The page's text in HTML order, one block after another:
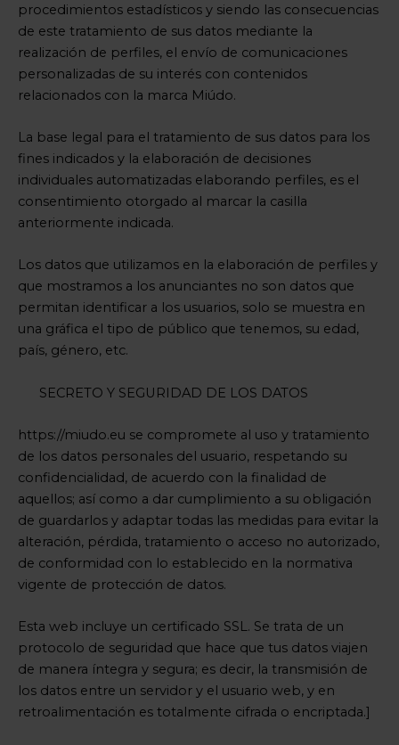
procedimientos estadísticos y siendo las consecuencias
de este tratamiento de sus datos mediante la
realización de perfiles, el envío de comunicaciones
personalizadas de su interés con contenidos
relacionados con la marca Miúdo.
La base legal para el tratamiento de sus datos para los
fines indicados y la elaboración de decisiones
individuales automatizadas elaborando perfiles, es el
consentimiento otorgado al marcar la casilla
anteriormente indicada.
Los datos que utilizamos en la elaboración de perfiles y
que mostramos a los anunciantes no son datos que
permitan identificar a los usuarios, solo se muestra en
una gráfica el tipo de público que tenemos, su edad,
país, género, etc.
SECRETO Y SEGURIDAD DE LOS DATOS
https://miudo.eu se compromete al uso y tratamiento
de los datos personales del usuario, respetando su
confidencialidad, de acuerdo con la finalidad de
aquellos; así como a dar cumplimiento a su obligación
de guardarlos y adaptar todas las medidas para evitar la
alteración, pérdida, tratamiento o acceso no autorizado,
de conformidad con lo establecido en la normativa
vigente de protección de datos.
Esta web incluye un certificado SSL. Se trata de un
protocolo de seguridad que hace que tus datos viajen
de manera íntegra y segura; es decir, la transmisión de
los datos entre un servidor y el usuario web, y en
retroalimentación es totalmente cifrada o encriptada.]